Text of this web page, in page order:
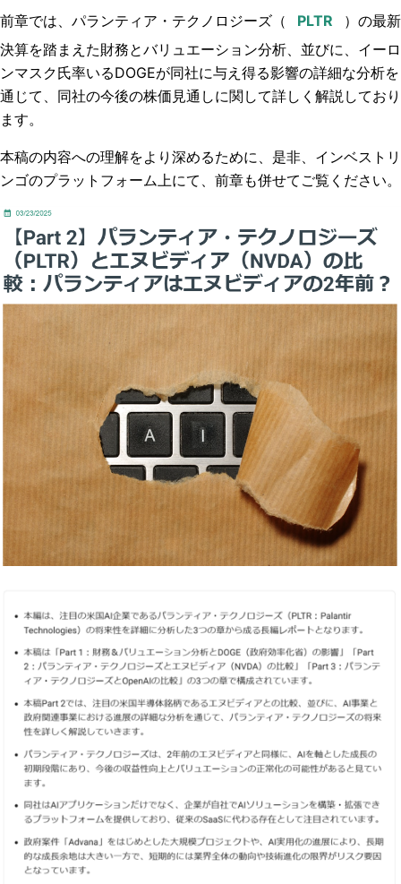
前章では、パランティア・テクノロジーズ（
）の最新
決算を踏まえた財務とバリュエーション分析、並びに、イーロ
ンマスク氏率いるDOGEが同社に与え得る影響の詳細な分析を
通じて、同社の今後の株価見通しに関して詳しく解説しており
ます。
本稿の内容への理解をより深めるために、是非、インベストリ
ンゴのプラットフォーム上にて、前章も併せてご覧ください。